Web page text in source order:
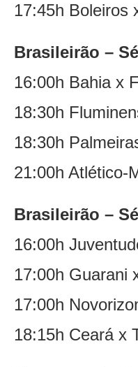
17:45h Boleiros
Brasileirão –
16:00h Bahia x
18:30h
18:30h
21:00h Atlético-
Brasileirão –
16:00h
17:00h Guarani
17:00h
18:15h Ceará x